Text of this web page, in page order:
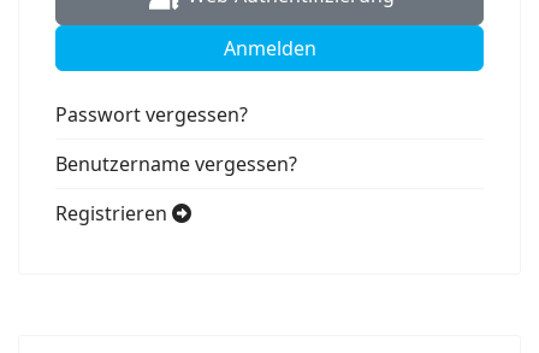
Anmelden
Passwort vergessen?
Benutzername vergessen?
Registrieren